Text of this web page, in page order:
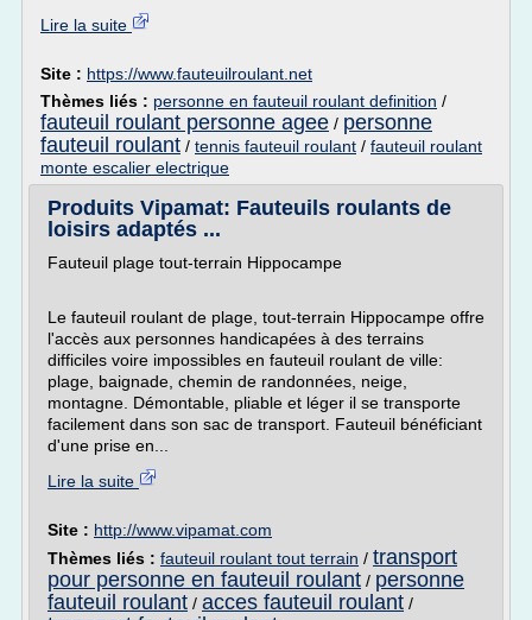
Lire la suite
Site : https://www.fauteuilroulant.net
Thèmes liés : personne en fauteuil roulant definition /
fauteuil roulant personne agee / personne
fauteuil roulant / tennis fauteuil roulant / fauteuil roulant
monte escalier electrique
Produits Vipamat: Fauteuils roulants de
loisirs adaptés ...
Fauteuil plage tout-terrain Hippocampe
Le fauteuil roulant de plage, tout-terrain Hippocampe offre
l'accès aux personnes handicapées à des terrains
difficiles voire impossibles en fauteuil roulant de ville:
plage, baignade, chemin de randonnées, neige,
montagne. Démontable, pliable et léger il se transporte
facilement dans son sac de transport. Fauteuil bénéficiant
d'une prise en...
Lire la suite
Site : http://www.vipamat.com
Thèmes liés : fauteuil roulant tout terrain / transport
pour personne en fauteuil roulant / personne
fauteuil roulant / acces fauteuil roulant /